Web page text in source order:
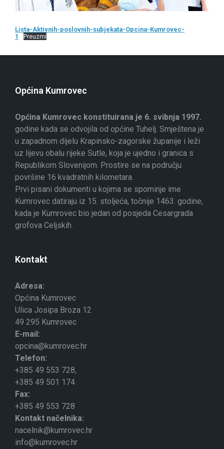
Lista-Aktivnih-poslovnih-subjekata-Opcina-Kumrovec-
1
Preuzmi
Općina Kumrovec
Općina Kumrovec konstituirana je 6. svibnja 1997.
godine kada se odvojila od općine Tuhelj. Smještena je
u zapadnom dijelu Krapinsko-zagorske županije i leži
uz lijevu obalu rijeke Sutle, koja je ujedno i granica s
Republikom Slovenijom. Prostire se na području
površine 16 kvadratnih kilometara.
Prvi pisani dokumenti u kojima se spominje ime
Kumrovec datiraju iz 15. stoljeća, točnije 1463. godine,
kada je Kumrovec bio jedan od posjeda Cesargrada
grofova Celjskih.
Kontakt
Adresa:
Općina Kumrovec
Ulica Josipa Broza 12
49 295 Kumrovec
E-mail:
opcina@kumrovec.hr
Telefon:
+385 49 553 728,
+385 49 501 174
Fax:
+385 49 553 728
Kontakt načelnika:
nacelnik@kumrovec.hr
info@kumrovec.hr